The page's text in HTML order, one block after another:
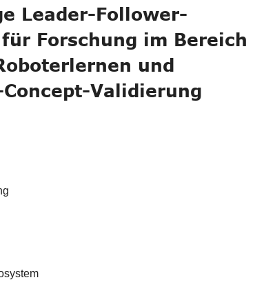
Leader-Follower-
Forschung im Bereich
und
Validierung